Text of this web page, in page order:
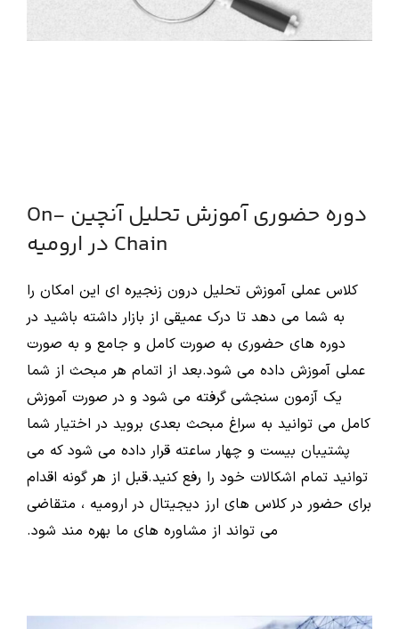
دوره حضوری آموزش تحلیل آنچین On-
Chain در ارومیه
کلاس عملی آموزش تحلیل درون زنجیره ای این امکان را
به شما می دهد تا درک عمیقی از بازار داشته باشید در
دوره های حضوری به صورت کامل و جامع و به صورت
عملی آموزش داده می شود.بعد از اتمام هر مبحث از شما
یک آزمون سنجشی گرفته می شود و در صورت آموزش
کامل می توانید به سراغ مبحث بعدی بروید در اختیار شما
پشتیبان بیست و چهار ساعته قرار داده می شود که می
توانید تمام اشکالات خود را رفع کنید.قبل از هر گونه اقدام
برای حضور در کلاس های ارز دیجیتال در ارومیه ، متقاضی
می تواند از مشاوره های ما بهره مند شود.